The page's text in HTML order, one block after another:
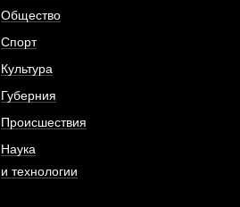
Общество
Спорт
Культура
Губерния
Происшествия
Наука
и технологии